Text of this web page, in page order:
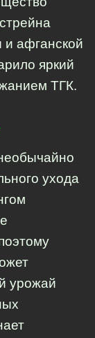
и афганской
яркий
ТГК.
ухода
урожай